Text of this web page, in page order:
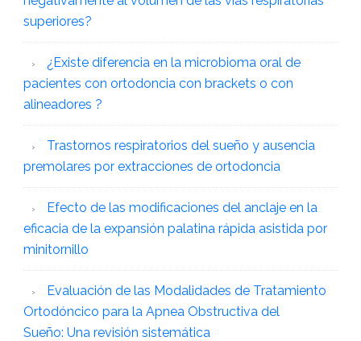
superiores?
¿Existe diferencia en la microbioma oral de
pacientes con ortodoncia con brackets o con
alineadores ?
Trastornos respiratorios del sueño y ausencia
premolares por extracciones de ortodoncia
Efecto de las modificaciones del anclaje en la
eficacia de la expansión palatina rápida asistida por
minitornillo
Evaluación de las Modalidades de Tratamiento
Ortodóncico para la Apnea Obstructiva del
Sueño: Una revisión sistemática